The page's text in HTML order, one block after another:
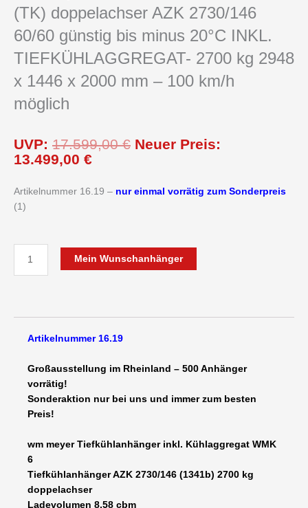
(TK) doppelachser AZK 2730/146
60/60 günstig bis minus 20°C INKL.
TIEFKÜHLAGGREGAT- 2700 kg 2948
x 1446 x 2000 mm – 100 km/h
möglich
UVP: 17.599,00€ Ursprünglicher
17.599,00 €
Neuer Preis:
13.499,00 €
Aktueller
Preis
13.499,00 €.
Artikelnummer 16.19 – nur einmal vorrätig zum Sonderpreis
(1)
meyer
2730/146
günstig
minus
20°C
TIEFKÜHLAGGREGAT-
2700
2948
Mein Wunschanhänger
Artikelnummer 16.19
Großausstellung im Rheinland – 500 Anhänger
vorrätig!
Sonderaktion nur bei uns und immer zum besten
Preis!
wm meyer Tiefkühlanhänger inkl. Kühlaggregat WMK
6
Tiefkühlanhänger AZK 2730/146 (1341b) 2700 kg
doppelachser
Ladevolumen 8,58 cbm